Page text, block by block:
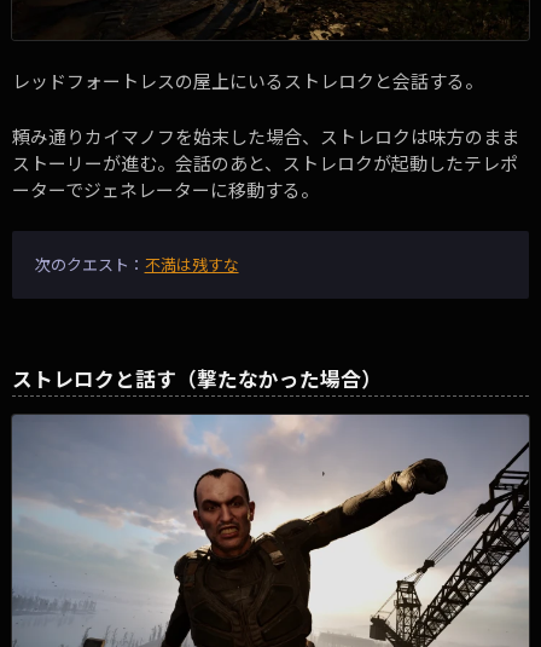
レッドフォートレスの屋上にいるストレロクと会話する。
頼み通りカイマノフを始末した場合、ストレロクは味方のまま
ストーリーが進む。会話のあと、ストレロクが起動したテレポ
ーターでジェネレーターに移動する。
次のクエスト： 不満は残すな
ストレロクと話す（撃たなかった場合）